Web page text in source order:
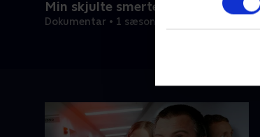
Min skjulte smerte
Dokumentar • 1 sæsoner